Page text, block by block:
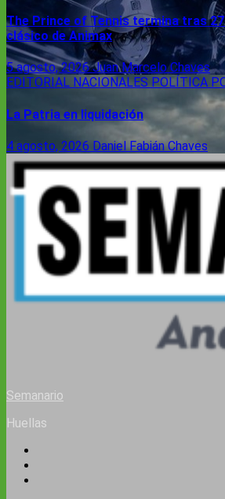
The Prince of Tennis termina tras
clásico de Animax
5 agosto, 2026Juan Marcelo Chaves
EDITORIAL NACIONALES POLÍTICA
La Patria en liquidación
4 agosto, 2026 Daniel Fabián Chaves
Semanario
Huellas